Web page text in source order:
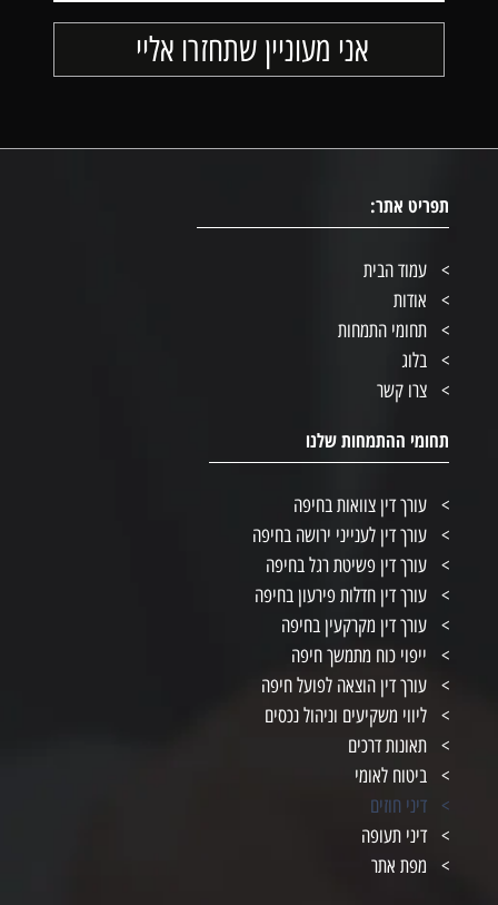
תפריט אתר:
עמוד הבית
אודות
תחומי התמחות
בלוג
צרו קשר
תחומי ההתמחות שלנו
עורך דין צוואות בחיפה
עורך דין לענייני ירושה בחיפה
עורך דין פשיטת רגל בחיפה
עורך דין חדלות פירעון בחיפה
עורך דין מקרקעין בחיפה
ייפוי כוח מתמשך חיפה
עורך דין הוצאה לפועל חיפה
ליווי משקיעים וניהול נכסים
תאונות דרכים
ביטוח לאומי
דיני חוזים
דיני תעופה
מפת אתר